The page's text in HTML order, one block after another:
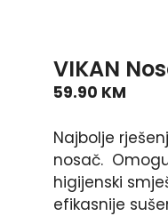
VIKAN
59.90 KM
Najbolje
nosač.
higijenski
efikasnije